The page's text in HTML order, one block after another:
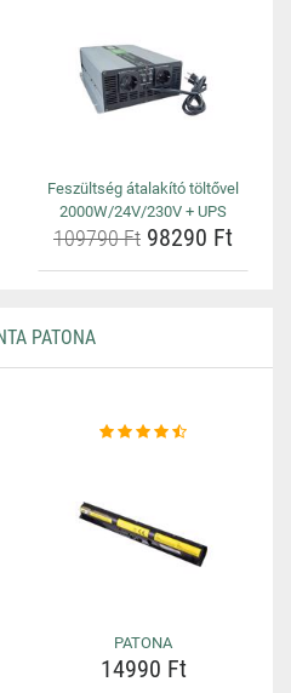
Feszültség átalakító töltővel
2000W/24V/230V + UPS
109790 Ft 98290 Ft
PATONA
PATONA
14990 Ft